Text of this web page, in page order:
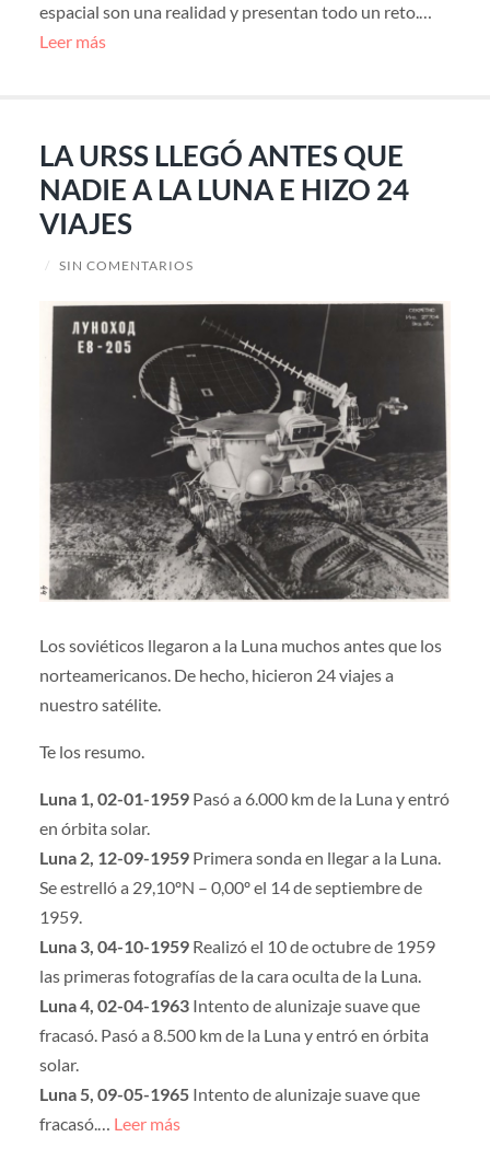
espacial son una realidad y presentan todo un reto.…
Leer más
LA URSS LLEGÓ ANTES QUE
NADIE A LA LUNA E HIZO 24
VIAJES
/ SIN COMENTARIOS
Los soviéticos llegaron a la Luna muchos antes que los
norteamericanos. De hecho, hicieron 24 viajes a
nuestro satélite.
Te los resumo.
Luna 1, 02-01-1959Pasó a 6.000 km de la Luna y entró
en órbita solar.
Luna 2, 12-09-1959 Primera sonda en llegar a la Luna.
Se estrelló a 29,10ºN – 0,00º el 14 de septiembre de
1959.
Luna 3, 04-10-1959Realizó el 10 de octubre de 1959
las primeras fotografías de la cara oculta de la Luna.
Luna 4, 02-04-1963 Intento de alunizaje suave que
fracasó. Pasó a 8.500 km de la Luna y entró en órbita
solar.
Luna 5, 09-05-1965 Intento de alunizaje suave que
fracasó.… Leer más